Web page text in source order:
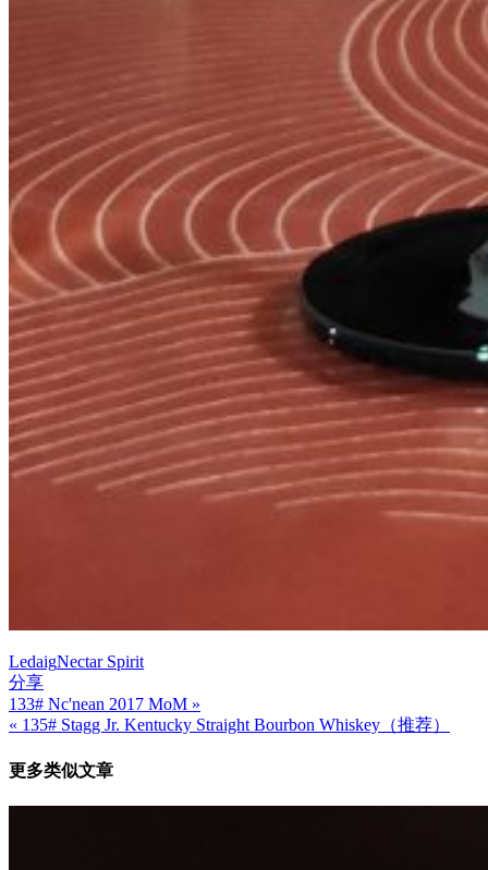
LedaigNectar Spirit
分享
文
导
航
133# Nc'nean 2017 MoM »
« 135# Stagg Jr. Kentucky Straight Bourbon Whiskey（推荐）
更多类似文章